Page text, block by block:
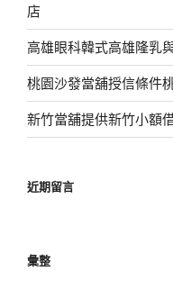
店
高雄眼科韓式高雄隆乳
桃園沙發當舖授信條件
新竹當舖提供新竹小額
近期留言
彙整